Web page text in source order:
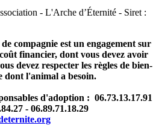
- L'Arche d’Éternité - Siret :
compagnie est un engagement sur
financier, dont vous devez avoir
devez respecter les règles de bien-
dont l'animal a besoin.
d'adoption : 06.73.13.17.91
- 06.89.71.18.29